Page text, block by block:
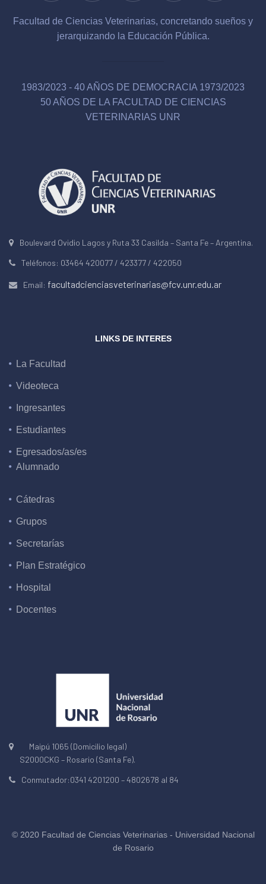
Facultad de Ciencias Veterinarias, concretando sueños y
jerarquizando la Educación Pública.
1983/2023 - 40 AÑOS DE DEMOCRACIA 1973/2023
50 AÑOS DE LA FACULTAD DE CIENCIAS
VETERINARIAS UNR
Boulevard Ovidio Lagos y Ruta 33 Casilda – Santa Fe – Argentina.
Teléfonos: 03464 420077 / 423377 / 422050
Email: facultadcienciasveterinarias@fcv.unr.edu.ar
LINKS DE INTERES
La Facultad
Videoteca
Ingresantes
Estudiantes
Egresados/as/es
Alumnado
Cátedras
Grupos
Secretarías
Plan Estratégico
Hospital
Docentes
Maipú 1065 (Domicilio legal)
S2000CKG – Rosario (Santa Fe).
Conmutador:0341 4201200 – 4802678 al 84
© 2020 Facultad de Ciencias Veterinarias - Universidad Nacional
de Rosario